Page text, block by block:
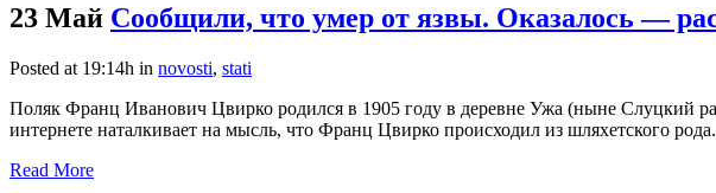
23 Май Сообщили, что умер от язвы. Оказалось —
Posted at 19:14h in novosti, stati
Поляк Франц Иванович Цвирко родился в 1905 году в деревне Ужа (ныне Слуцкий
интернете наталкивает на мысль, что Франц Цвирко происходил из шляхетского
Read More